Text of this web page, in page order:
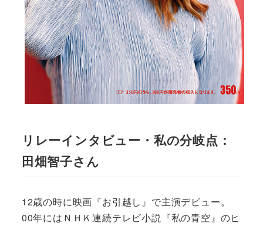
リレーインタビュー・私の分岐点：
田畑智子さん
12歳の時に映画『お引越し』で主演デビュー。
00年にはＮＨＫ連続テレビ小説『私の青空』のヒ